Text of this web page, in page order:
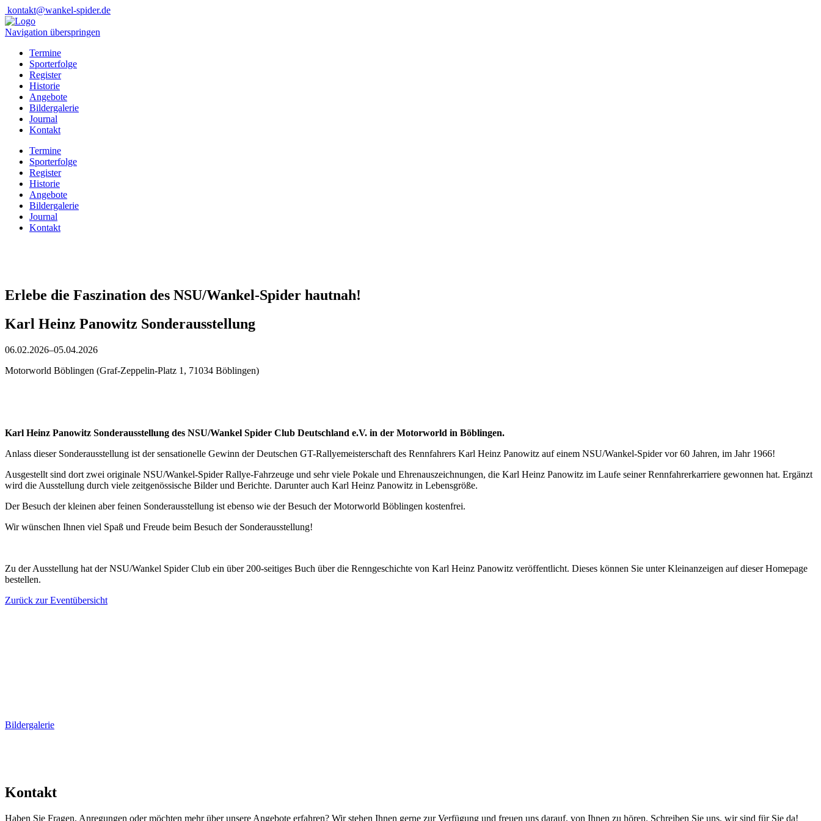
kontakt@wankel-spider.de
Navigation überspringen
Termine
Sporterfolge
Register
Historie
Angebote
Bildergalerie
Journal
Kontakt
Termine
Sporterfolge
Register
Historie
Angebote
Bildergalerie
Journal
Kontakt
Erlebe die Faszination des NSU/Wankel-Spider hautnah!
Karl Heinz Panowitz Sonderausstellung
06.02.2026–05.04.2026
Motorworld Böblingen (Graf-Zeppelin-Platz 1, 71034 Böblingen)
Karl Heinz Panowitz Sonderausstellung des NSU/Wankel Spider Club Deutschland e.V. in der Motorworld in Böblingen.
Anlass dieser Sonderausstellung ist der sensationelle Gewinn der Deutschen GT-Rallyemeisterschaft des Rennfahrers Karl Heinz Panowitz auf einem NSU/Wankel-Spider vor 60 Jahren, im Jahr 1966!
Ausgestellt sind dort zwei originale NSU/Wankel-Spider Rallye-Fahrzeuge und sehr viele Pokale und Ehrenauszeichnungen, die Karl Heinz Panowitz im Laufe seiner Rennfahrerkarriere gewonnen hat. Ergänzt
wird die Ausstellung durch viele zeitgenössische Bilder und Berichte. Darunter auch Karl Heinz Panowitz in Lebensgröße.
Der Besuch der kleinen aber feinen Sonderausstellung ist ebenso wie der Besuch der Motorworld Böblingen kostenfrei.
Wir wünschen Ihnen viel Spaß und Freude beim Besuch der Sonderausstellung!
Zu der Ausstellung hat der NSU/Wankel Spider Club ein über 200-seitiges Buch über die Renngeschichte von Karl Heinz Panowitz veröffentlicht. Dieses können Sie unter Kleinanzeigen auf dieser Homepage
bestellen.
Zurück zur Eventübersicht
Bildergalerie
Kontakt
Haben Sie Fragen, Anregungen oder möchten mehr über unsere Angebote erfahren? Wir stehen Ihnen gerne zur Verfügung und freuen uns darauf, von Ihnen zu hören. Schreiben Sie uns, wir sind für Sie da!